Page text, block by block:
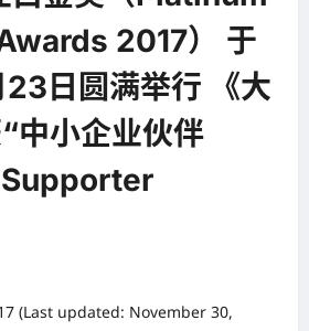
2017） 于
23日圆满举行 《大
中小企业伙伴
Supporter
(Last updated: November 30,